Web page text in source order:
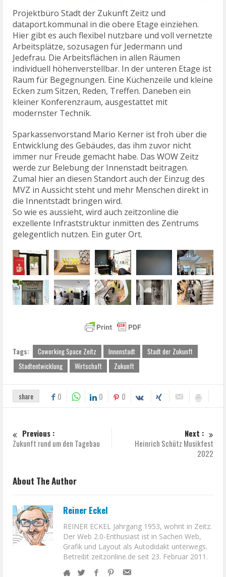
Projektbüro Stadt der Zukunft Zeitz und
dataport.kommunal in die obere Etage einziehen.
Hier gibt es auch flexibel nutzbare und voll vernetzte
Arbeitsplätze, sozusagen für Jedermann und
Jedefrau. Die Arbeitsflächen in allen Räumen
individuell höhenverstellbar. In der unteren Etage ist
Raum für Begegnungen. Eine Küchenzeile und kleine
Ecken zum Sitzen, Reden, Treffen. Daneben ein
kleiner Konferenzraum, ausgestattet mit
modernster Technik.
Sparkassenvorstand Mario Kerner ist froh über die
Entwicklung des Gebäudes, das ihm zuvor nicht
immer nur Freude gemacht habe. Das WOW Zeitz
werde zur Belebung der Innenstadt beitragen.
Zumal hier an diesen Standort auch der Einzug des
MVZ in Aussicht steht und mehr Menschen direkt in
die Innentstadt bringen wird.
So wie es aussieht, wird auch zeitzonline die
exzellente Infraststruktur inmitten des Zentrums
gelegentlich nutzen. Ein guter Ort.
Tags: Coworking Space Zeitz Innenstadt
Stadt der Zukunft
Stadtentwicklung
Wirtschaft Zukunft
share 0 0 0
Previous :
Zukunft rund um den Tagebau
Next :
Heinrich Schütz Musikfest
2022
About The Author
Reiner Eckel
REINER ECKEL Jahrgang 1953, wohnt in Zeitz.
Der Web 2.0-Enthusiast ist in Sachen Web,
Grafik und Layout als Autodidakt unterwegs.
Betreibt zeitzonline.de seit 23. Februar 2011.